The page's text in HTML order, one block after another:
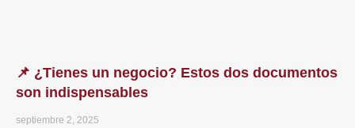
📌 ¿Tienes un negocio? Estos dos documentos
son indispensables
septiembre 2, 2025